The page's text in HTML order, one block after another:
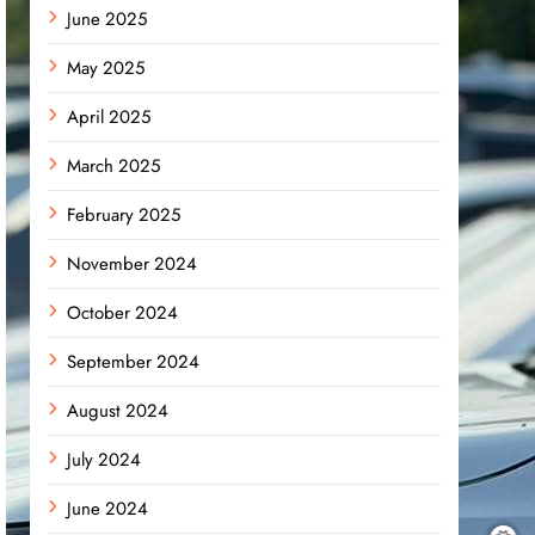
June 2025
May 2025
April 2025
March 2025
February 2025
November 2024
October 2024
September 2024
August 2024
July 2024
June 2024